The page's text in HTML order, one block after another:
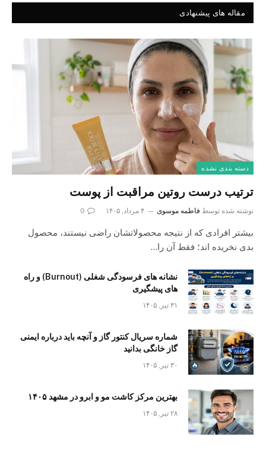
مقاله های پیشنهادی
دسته بندی نشده
ترتیب درست روتین مراقبت از پوست
نوشته شده توسط فاطمه موسوی ۴ مرداد, ۱۴۰۵ 0
بیشتر افرادی که از نتیجه محصولاتشان راضی نیستند، محصول
بدی نخریده اند؛ فقط آن را…
نشانه های فرسودگی شغلی (Burnout) و راه
های پیشگیری
۳۱ تیر, ۱۴۰۵
شماره سریال کنتور گاز و آنچه باید درباره ایمنی
گاز خانگی بدانید
۳۰ تیر, ۱۴۰۵
بهترین مرکز کاشت مو و ابرو در مشهد ۱۴۰۵
۲۸ تیر, ۱۴۰۵